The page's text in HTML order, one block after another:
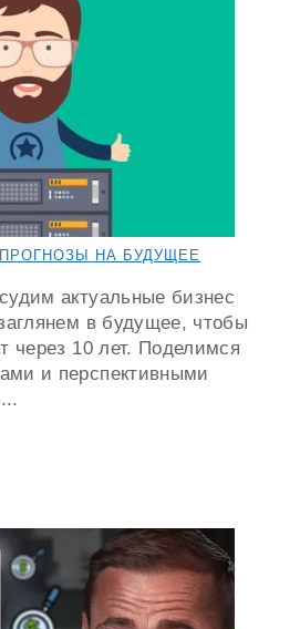
НА БУДУЩЕЕ
актуальные бизнес
в будущее, чтобы
через 10 лет. Поделимся
и перспективными